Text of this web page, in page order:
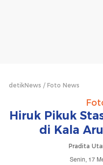
detikNews Foto News
Hiruk Pikuk
di Kala
Pradita
Senin, 17